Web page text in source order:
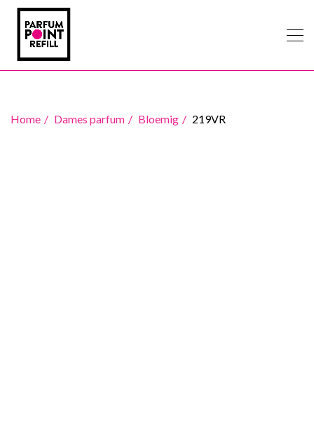
Home Dames parfum Bloemig 219VR